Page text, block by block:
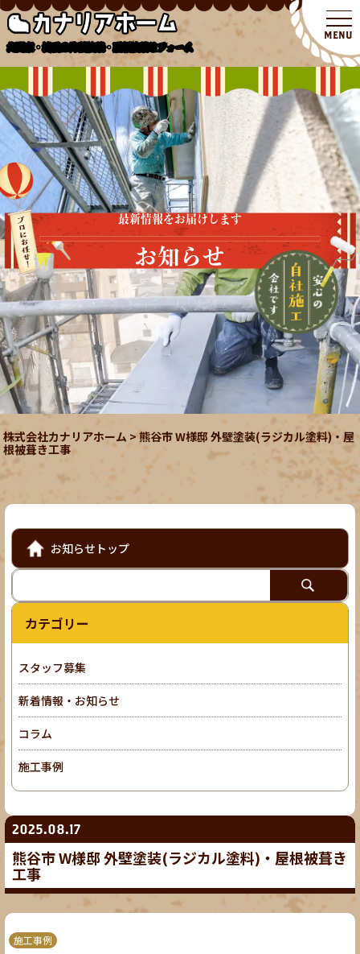
北関東・埼玉の外壁塗装・屋根塗装リフォーム
最新情報をお届けします
お知らせ
株式会社カナリアホーム >熊谷市 W様邸 外壁塗装(ラジカル塗料)・屋
根被葺き工事
2025.08.17
熊谷市 W様邸 外壁塗装(ラジカル塗料)・屋根被葺き
工事
施工事例
お知らせトップ
カテゴリー
スタッフ募集
新着情報・お知らせ
コラム
施工事例